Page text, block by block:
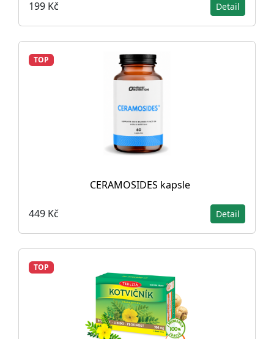
199 Kč Detail
TOP
CERAMOSIDES kapsle
449 Kč Detail
TOP